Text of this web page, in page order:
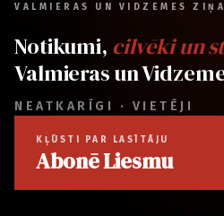
VALMIERAS UN VIDZEMES
Notikumi, cilvēki un
Valmieras un
NEATKARĪGI · VIETĒJI
KĻŪSTI PAR LASĪTĀJU
Abonē Liesmu